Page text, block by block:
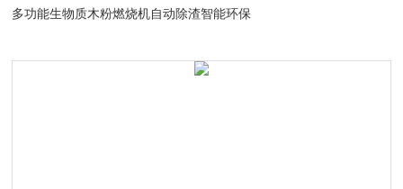
多功能生物质木粉燃烧机自动除渣智能环保